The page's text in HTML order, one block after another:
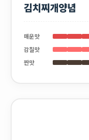
김치찌개양념
매운맛
감칠맛
짠맛